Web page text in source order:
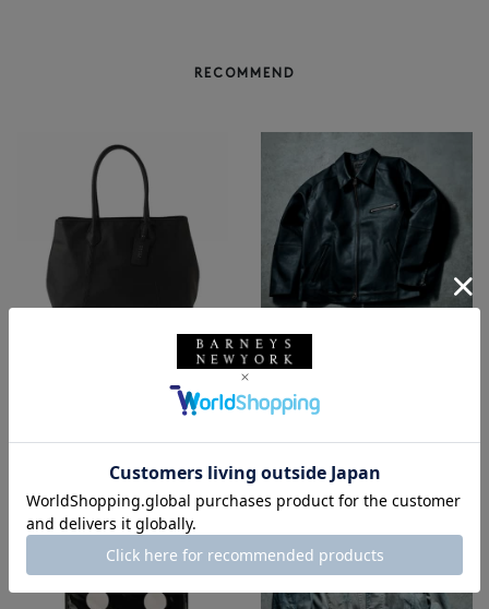
RECOMMEND
レザートートバッグ（M）
NEW
BARNEYS NEW YORK
BARNEYS NEW YORK by ANC
¥165,000